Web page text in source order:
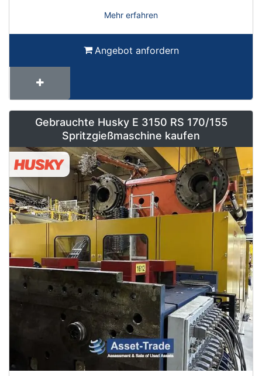
Mehr erfahren
Angebot anfordern
Gebrauchte Husky E 3150 RS 170/155
Spritzgießmaschine kaufen